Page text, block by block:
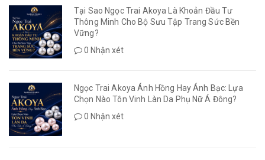
Tại Sao Ngọc Trai Akoya Là Khoản Đầu Tư
Thông Minh Cho Bộ Sưu Tập Trang Sức Bền
Vững?
0 Nhận xét
Ngọc Trai Akoya Ánh Hồng Hay Ánh Bạc: Lựa
Chọn Nào Tôn Vinh Làn Da Phụ Nữ Á Đông?
0 Nhận xét